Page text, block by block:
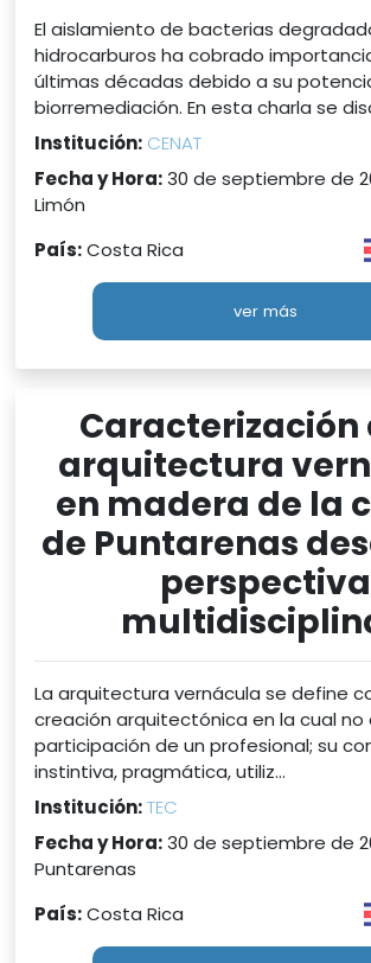
El aislamiento de bacterias
hidrocarburos ha cobrado
últimas décadas debido a su
biorremediación. En esta charla se
Institución: CENAT
Fecha y Hora:30 de septiembre de
Limón
País:Costa Rica
ver más
Caracterización
arquitectura
en madera de la
de Puntarenas
perspectiva
La arquitectura vernácula se define
creación arquitectónica en la cual no
participación de un profesional; su
instintiva, pragmática, utiliz...
Institución:TEC
Fecha y Hora:30 de septiembre de
Puntarenas
País:Costa Rica